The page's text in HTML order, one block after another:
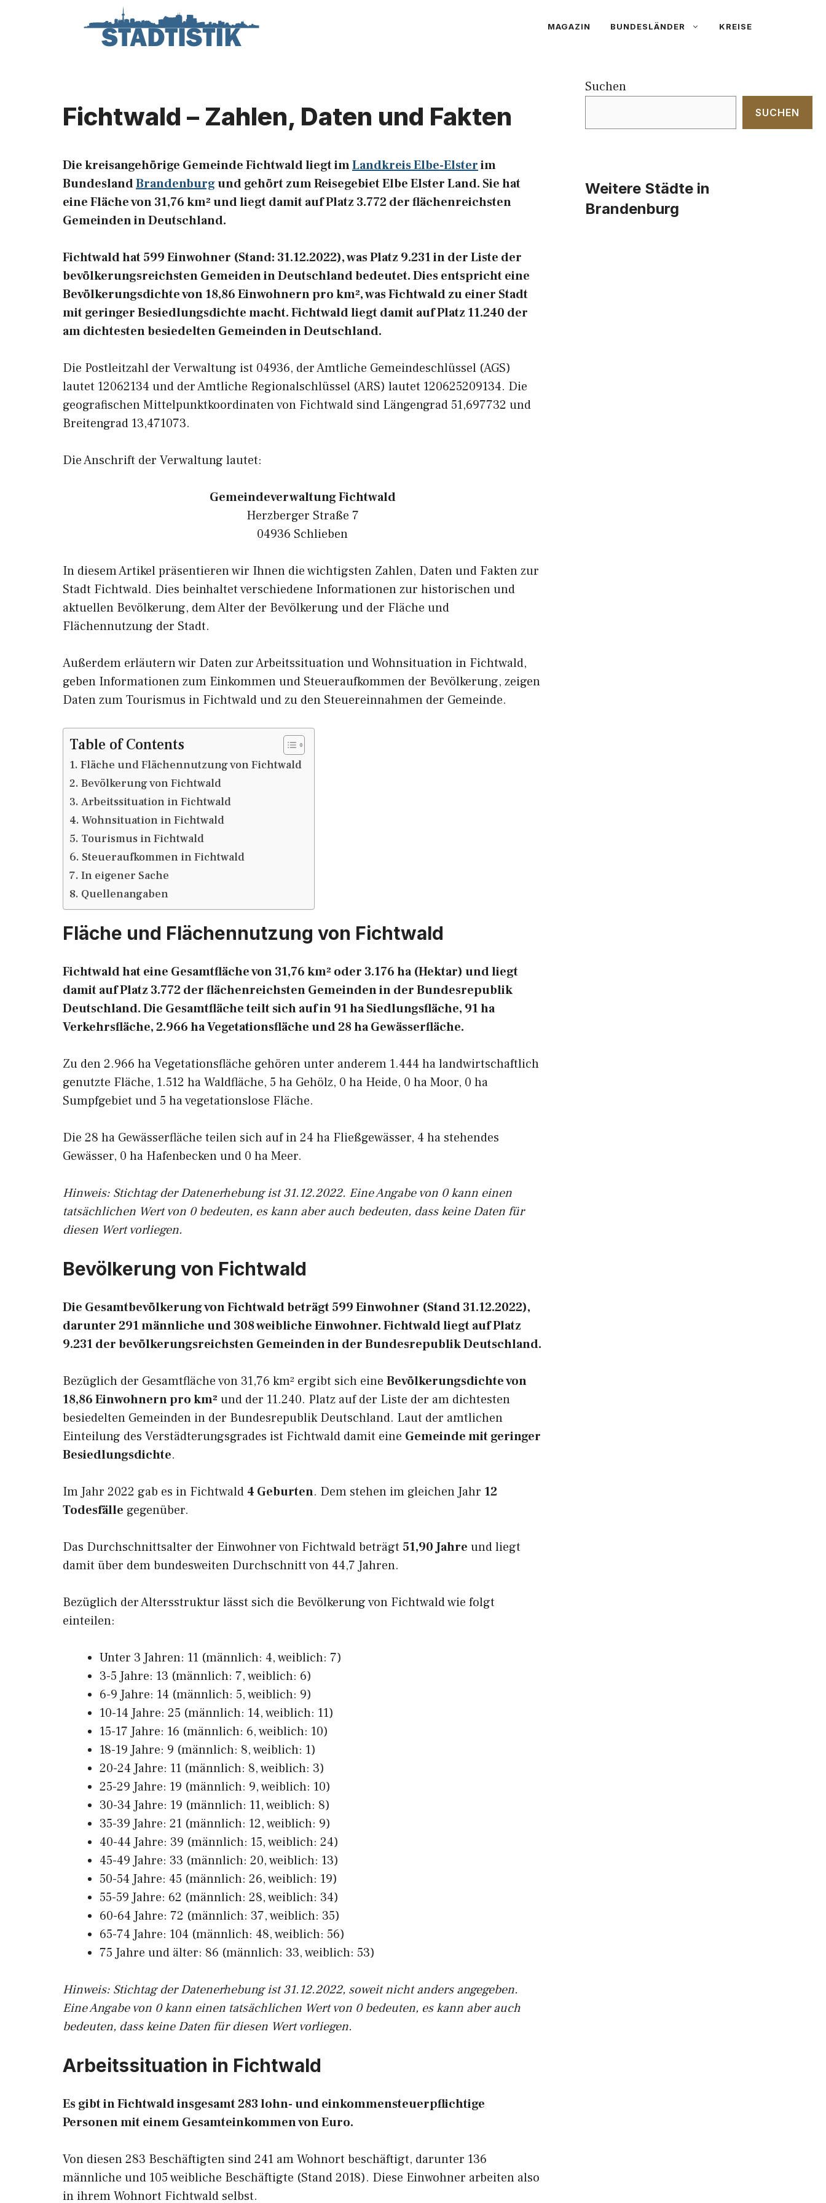
MAGAZIN BUNDESLÄNDER KREISE
Fichtwald – Zahlen, Daten und Fakten
Die kreisangehörige Gemeinde Fichtwald liegt imLandkreis Elbe-Elsterim
BundeslandBrandenburgund gehört zum Reisegebiet Elbe Elster Land. Sie hat
eine Fläche von 31,76 km² und liegt damit auf Platz 3.772 der flächenreichsten
Gemeinden in Deutschland.
Fichtwald hat 599 Einwohner (Stand: 31.12.2022), was Platz 9.231 in der Liste der
bevölkerungsreichsten Gemeiden in Deutschland bedeutet. Dies entspricht eine
Bevölkerungsdichte von 18,86 Einwohnern pro km², was Fichtwald zu einer Stadt
mit geringer Besiedlungsdichte macht. Fichtwald liegt damit auf Platz 11.240 der
am dichtesten besiedelten Gemeinden in Deutschland.
Die Postleitzahl der Verwaltung ist 04936, der Amtliche Gemeindeschlüssel (AGS)
lautet 12062134 und der Amtliche Regionalschlüssel (ARS) lautet 120625209134. Die
geografischen Mittelpunktkoordinaten von Fichtwald sind Längengrad 51,697732 und
Breitengrad 13,471073.
Die Anschrift der Verwaltung lautet:
Gemeindeverwaltung Fichtwald
Herzberger Straße 7
04936 Schlieben
In diesem Artikel präsentieren wir Ihnen die wichtigsten Zahlen, Daten und Fakten zur
Stadt Fichtwald. Dies beinhaltet verschiedene Informationen zur historischen und
aktuellen Bevölkerung, dem Alter der Bevölkerung und der Fläche und
Flächennutzung der Stadt.
Außerdem erläutern wir Daten zur Arbeitssituation und Wohnsituation in Fichtwald,
geben Informationen zum Einkommen und Steueraufkommen der Bevölkerung, zeigen
Daten zum Tourismus in Fichtwald und zu den Steuereinnahmen der Gemeinde.
Table of Contents
Fläche und Flächennutzung von Fichtwald
Bevölkerung von Fichtwald
Arbeitssituation in Fichtwald
Wohnsituation in Fichtwald
Tourismus in Fichtwald
Steueraufkommen in Fichtwald
In eigener Sache
Quellenangaben
Fläche und Flächennutzung von Fichtwald
Fichtwald hat eine Gesamtfläche von 31,76 km² oder 3.176 ha (Hektar) und liegt
damit auf Platz 3.772 der flächenreichsten Gemeinden in der Bundesrepublik
Deutschland. Die Gesamtfläche teilt sich auf in 91 ha Siedlungsfläche, 91 ha
Verkehrsfläche, 2.966 ha Vegetationsfläche und 28 ha Gewässerfläche.
Zu den 2.966 ha Vegetationsfläche gehören unter anderem 1.444 ha landwirtschaftlich
genutzte Fläche, 1.512 ha Waldfläche, 5 ha Gehölz, 0 ha Heide, 0 ha Moor, 0 ha
Sumpfgebiet und 5 ha vegetationslose Fläche.
Die 28 ha Gewässerfläche teilen sich auf in 24 ha Fließgewässer, 4 ha stehendes
Gewässer, 0 ha Hafenbecken und 0 ha Meer.
Hinweis: Stichtag der Datenerhebung ist 31.12.2022. Eine Angabe von 0 kann einen
tatsächlichen Wert von 0 bedeuten, es kann aber auch bedeuten, dass keine Daten für
diesen Wert vorliegen.
Bevölkerung von Fichtwald
Die Gesamtbevölkerung von Fichtwald beträgt 599 Einwohner (Stand 31.12.2022),
darunter 291 männliche und 308 weibliche Einwohner. Fichtwald liegt auf Platz
9.231 der bevölkerungsreichsten Gemeinden in der Bundesrepublik Deutschland.
Bezüglich der Gesamtfläche von 31,76 km² ergibt sich eine Bevölkerungsdichte von
18,86 Einwohnern pro km² und der 11.240. Platz auf der Liste der am dichtesten
besiedelten Gemeinden in der Bundesrepublik Deutschland. Laut der amtlichen
Einteilung des Verstädterungsgrades ist Fichtwald damit eine Gemeinde mit geringer
Besiedlungsdichte.
Im Jahr 2022 gab es in Fichtwald 4 Geburten. Dem stehen im gleichen Jahr 12
Todesfälle gegenüber.
Das Durchschnittsalter der Einwohner von Fichtwald beträgt 51,90 Jahre und liegt
damit über dem bundesweiten Durchschnitt von 44,7 Jahren.
Bezüglich der Altersstruktur lässt sich die Bevölkerung von Fichtwald wie folgt
einteilen:
Unter 3 Jahren: 11 (männlich: 4, weiblich: 7)
3-5 Jahre: 13 (männlich: 7, weiblich: 6)
6-9 Jahre: 14 (männlich: 5, weiblich: 9)
10-14 Jahre: 25 (männlich: 14, weiblich: 11)
15-17 Jahre: 16 (männlich: 6, weiblich: 10)
18-19 Jahre: 9 (männlich: 8, weiblich: 1)
20-24 Jahre: 11 (männlich: 8, weiblich: 3)
25-29 Jahre: 19 (männlich: 9, weiblich: 10)
30-34 Jahre: 19 (männlich: 11, weiblich: 8)
35-39 Jahre: 21 (männlich: 12, weiblich: 9)
40-44 Jahre: 39 (männlich: 15, weiblich: 24)
45-49 Jahre: 33 (männlich: 20, weiblich: 13)
50-54 Jahre: 45 (männlich: 26, weiblich: 19)
55-59 Jahre: 62 (männlich: 28, weiblich: 34)
60-64 Jahre: 72 (männlich: 37, weiblich: 35)
65-74 Jahre: 104 (männlich: 48, weiblich: 56)
75 Jahre und älter: 86 (männlich: 33, weiblich: 53)
Hinweis: Stichtag der Datenerhebung ist 31.12.2022, soweit nicht anders angegeben.
Eine Angabe von 0 kann einen tatsächlichen Wert von 0 bedeuten, es kann aber auch
bedeuten, dass keine Daten für diesen Wert vorliegen.
Arbeitssituation in Fichtwald
Es gibt in Fichtwald insgesamt 283 lohn- und einkommensteuerpflichtige
Personen mit einem Gesamteinkommen von Euro.
Von diesen 283 Beschäftigten sind 241 am Wohnort beschäftigt, darunter 136
männliche und 105 weibliche Beschäftigte (Stand 2018). Diese Einwohner arbeiten also
in ihrem Wohnort Fichtwald selbst.
Suchen
SUCHEN
Weitere Städte in
Brandenburg